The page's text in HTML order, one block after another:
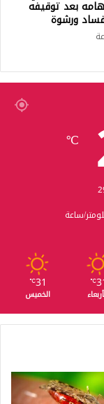
بعد توقيفه
ورشوة
℃
℃
31
℃
الخميس